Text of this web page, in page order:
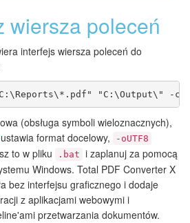
wiersza poleceń
interfejs wiersza poleceń do
"C:\Output\" -
(obsługa symboli wieloznacznych),
ustawia format docelowy, -oUTF8
to w pliku .bat i zaplanuj za pomocą
Windows. Total PDF Converter X
bez interfejsu graficznego i dodaje
z aplikacjami webowymi i
przetwarzania dokumentów.